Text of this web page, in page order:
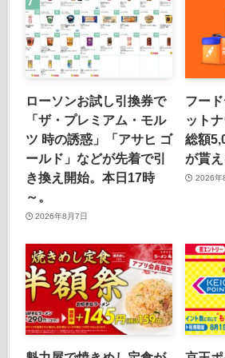
ローソンお試し引換券で
「ザ・プレミアム・モル
ツ 時の誘惑」「アサヒ ゴ
ールド」などが先着で引
き換え開始。本日17時
～。
2026年8月7日
フー
ット
総額
が貰え
2026年